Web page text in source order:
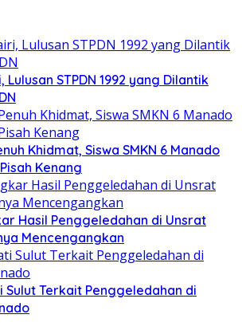
STPDN 1992 yang Dilantik
Khidmat, Siswa SMKN 6 Manado
Kenang
Hasil Penggeledahan di Unsrat
Mencengangkan
Terkait Penggeledahan di